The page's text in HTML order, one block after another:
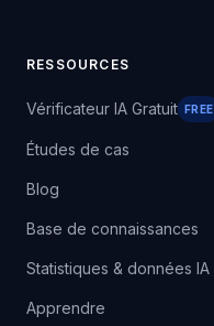
RESSOURCES
Vérificateur IA Gratuit FREE
Études de cas
Blog
Base de connaissances
Statistiques & données IA
Apprendre